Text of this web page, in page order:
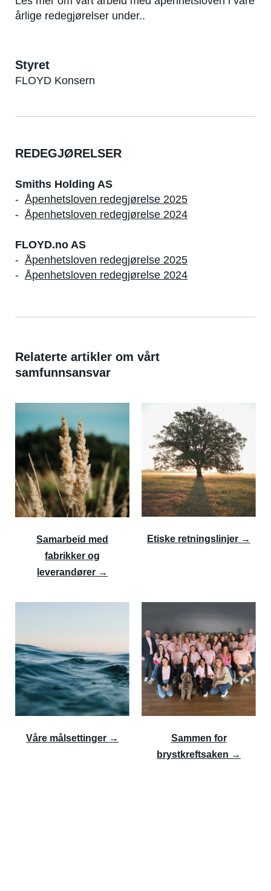
årlige redegjørelser under..
Styret
FLOYD Konsern
REDEGJØRELSER
Smiths Holding AS
- Åpenhetsloven redegjørelse 2025
- Åpenhetsloven redegjørelse 2024
FLOYD.no AS
- Åpenhetsloven redegjørelse 2025
- Åpenhetsloven redegjørelse 2024
Relaterte artikler om vårt
samfunnsansvar
Samarbeid med
fabrikker og
leverandører →
Etiske retningslinjer →
Våre målsettinger →
Sammen for
brystkreftsaken →